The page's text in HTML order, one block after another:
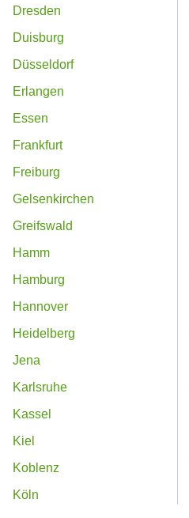
Dresden
Duisburg
Düsseldorf
Erlangen
Essen
Frankfurt
Freiburg
Gelsenkirchen
Greifswald
Hamm
Hamburg
Hannover
Heidelberg
Jena
Karlsruhe
Kassel
Kiel
Koblenz
Köln